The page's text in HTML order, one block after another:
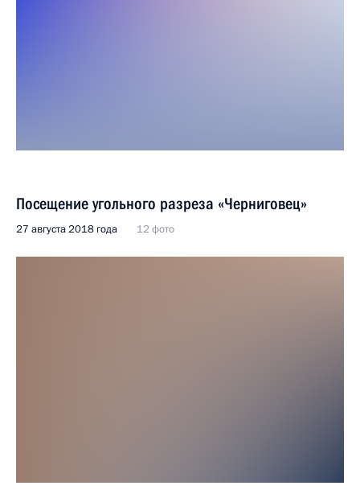
Посещение угольного разреза «Черниговец»
27 августа 2018 года 12 фото